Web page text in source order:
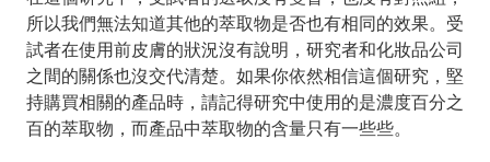
所以我們無法知道其他的萃取物是否也有相同的效果。受
試者在使用前皮膚的狀況沒有說明，研究者和化妝品公司
之間的關係也沒交代清楚。如果你依然相信這個研究，堅
持購買相關的產品時，請記得研究中使用的是濃度百分之
百的萃取物，而產品中萃取物的含量只有一些些。